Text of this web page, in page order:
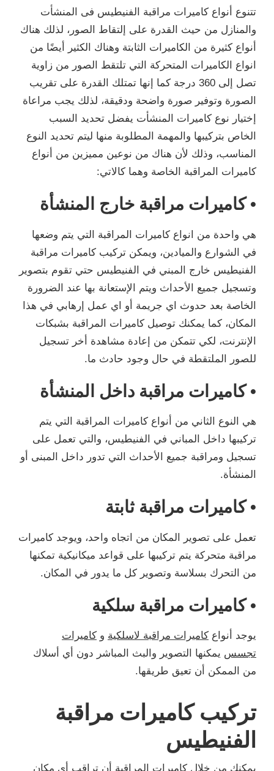
تتنوع أنواع كاميرات مراقبة الفنيطيس فى المنشأت
والمنازل من حيث القدرة على إلتقاط الصور، لذلك هناك
أنواع كثيرة من الكاميرات الثابتة وهناك الكثير أيضًا من
انواع الكاميرات المتحركة التي تلتقط الصور من زاوية
تصل إلى 360 درجة كما إنها تمتلك القدرة على تقريب
الصورة وتوفير صورة واضحة ودقيقة، لذلك يجب مراعاة
إختيار نوع كاميرات المنشأت يفضل تحديد السبب
الخاص بتركيبها والمهمة المطلوبة منها ليتم تحديد النوع
المناسب، وذلك لأن هناك من نوعين مميزين من أنواع
كاميرات المراقبة الخاصة وهما كالاتي:
• كاميرات مراقبة خارج المنشأة
هي واحدة من انواع كاميرات المراقبة التي يتم وضعها
في الشوارع والميادين، ويمكن تركيب كاميرات مراقبة
الفنيطيس خارج المبني في الفنيطيس حتي تقوم بتصوير
وتسجيل جميع الأحداث ويتم الإستعانة بها عند الضرورة
الخاصة بعد حدوث اي جريمة أو اي عمل إرهابي في هذا
المكان، كما يمكنك توصيل كاميرات المراقبة بشبكات
الإنترنت، لكي تتمكن من إعادة مشاهدة أخر تسجيل
للصور الملتقطة في حال وجود حادث ما.
• كاميرات مراقبة داخل المنشأة
هي النوع الثاني من أنواع كاميرات المراقبة التي يتم
تركيبها داخل المباني في الفنيطيس، والتي تعمل على
تسجيل ومراقبة جميع الأحداث التي تدور داخل المبنى أو
المنشأة.
• كاميرات مراقبة ثابتة
تعمل على تصوير المكان من اتجاه واحد، ويوجد كاميرات
مراقبة متحركة يتم تركيبها على قواعد ميكانيكية تمكنها
من التحرك بسلاسة وتصوير كل ما يدور في المكان.
• كاميرات مراقبة سلكية
يوجد أنواع كاميرات مراقبة لاسلكية و كاميرات
تجسس يمكنها التصوير والبث المباشر دون أي أسلاك
من الممكن أن تعيق طريقها.
تركيب كاميرات مراقبة
الفنيطيس
يمكنك من خلال كاميرات المراقبة أن تراقب أي مكان